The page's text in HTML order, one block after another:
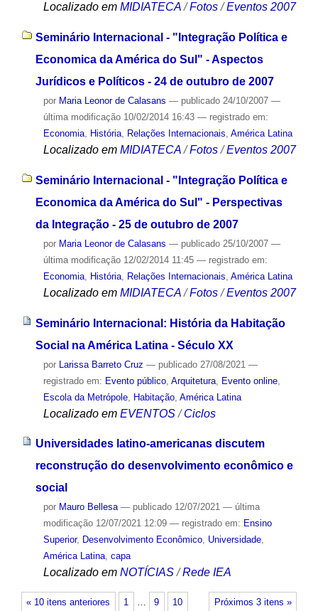
Localizado em MIDIATECA /Fotos /Eventos 2007
Seminário Internacional - "Integração Política e
Economica da América do Sul" - Aspectos
Jurídicos e Políticos - 24 de outubro de 2007
por Maria Leonor de Calasans — publicado24/10/2007 —
última modificação10/02/2014 16:43 — registrado em:
Economia, História, Relações Internacionais, América Latina
Localizado em MIDIATECA /Fotos /Eventos 2007
Seminário Internacional - "Integração Política e
Economica da América do Sul" - Perspectivas
da Integração - 25 de outubro de 2007
por Maria Leonor de Calasans — publicado25/10/2007 —
última modificação12/02/2014 11:45 — registrado em:
Economia, História, Relações Internacionais América Latina
Localizado em MIDIATECA /Fotos /Eventos 2007
Seminário Internacional: História da Habitação
Social na América Latina - Século XX
por Larissa Barreto Cruz — publicado27/08/2021 —
registrado em: Evento público, Arquitetura, Evento online,
Escola da Metrópole, Habitação, América Latina
Localizado em EVENTOS /Ciclos
Universidades latino-americanas discutem
reconstrução do desenvolvimento econômico e
social
por Mauro Bellesa — publicado12/07/2021 — última
modificação12/07/2021 12:09 — registrado em: Ensino
Superior, Desenvolvimento Econômico, Universidade,
América Latina, capa
Localizado em NOTÍCIAS /Rede IEA
« 10 itens anteriores Próximos 3 itens »
1 … 9 10